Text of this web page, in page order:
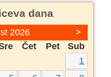
dana
>
2026
Čet Pet
Sub
1